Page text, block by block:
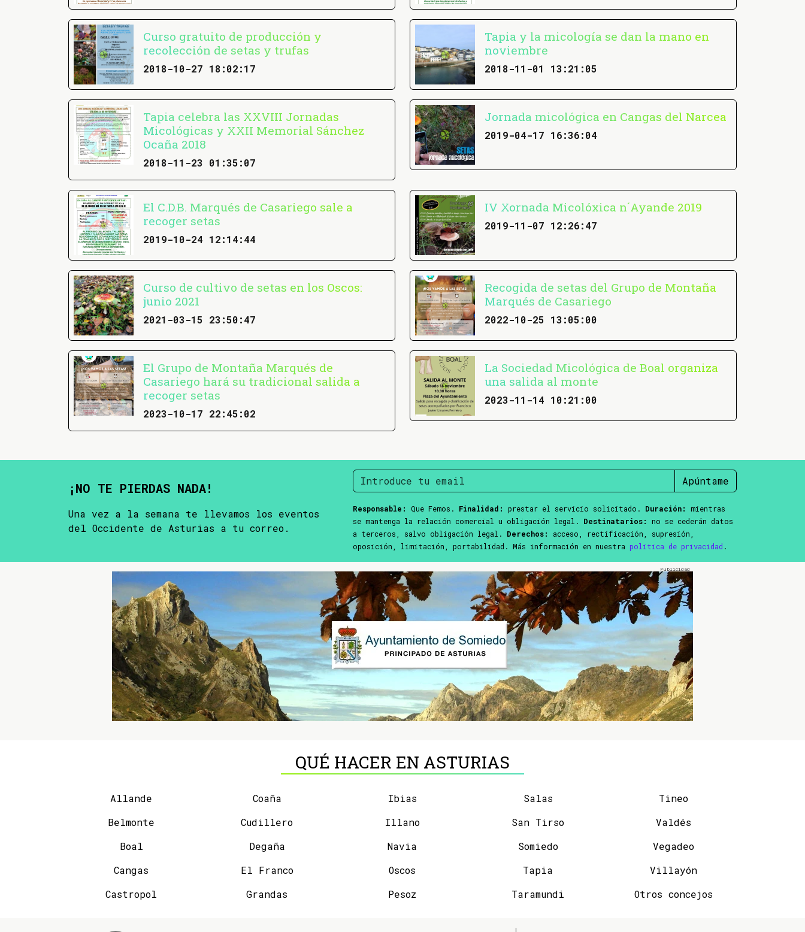
Curso gratuito de producción y
recolección de setas y trufas
2018-10-27 18:02:17
Tapia y la micología se dan la mano en
noviembre
2018-11-01 13:21:05
Tapia celebra las XXVIII Jornadas
Micológicas y XXII Memorial Sánchez
Ocaña 2018
2018-11-23 01:35:07
Jornada micológica en Cangas del Narcea
2019-04-17 16:36:04
El C.D.B. Marqués de Casariego sale a
recoger setas
2019-10-24 12:14:44
IV Xornada Micolóxica n´Ayande 2019
2019-11-07 12:26:47
Curso de cultivo de setas en los Oscos:
junio 2021
2021-03-15 23:50:47
Recogida de setas del Grupo de Montaña
Marqués de Casariego
2022-10-25 13:05:00
El Grupo de Montaña Marqués de
Casariego hará su tradicional salida a
recoger setas
2023-10-17 22:45:02
La Sociedad Micológica de Boal organiza
una salida al monte
2023-11-14 10:21:00
¡NO TE PIERDAS NADA!
Una vez a la semana te llevamos los eventos
del Occidente de Asturias a tu correo.
Apúntame
Responsable: Que Femos. Finalidad: prestar el servicio solicitado. Duración:
mientras
se mantenga la relación comercial u obligación legal. Destinatarios:
no se cederán datos
a terceros, salvo obligación legal. Derechos:
acceso, rectificación, supresión,
oposición, limitación, portabilidad. Más información en nuestra política de privacidad .
QUÉ HACER EN ASTURIAS
Allande
Belmonte
Boal
Cangas
Castropol
Coaña
Cudillero
Degaña
El Franco
Grandas
Ibias
Illano
Navia
Oscos
Pesoz
Salas
San Tirso
Somiedo
Tapia
Taramundi
Tineo
Valdés
Vegadeo
Villayón
Otros concejos